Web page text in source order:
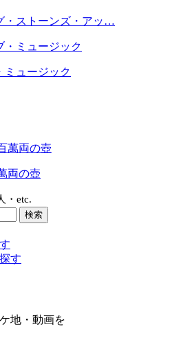
・ストーンズ・アッ…
ミュージック
両の壺
・etc.
す
地・動画を